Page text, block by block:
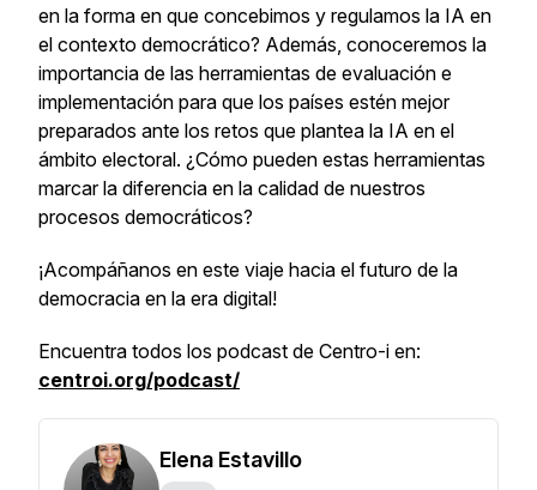
en la forma en que concebimos y regulamos la IA en
el contexto democrático? Además, conoceremos la
importancia de las herramientas de evaluación e
implementación para que los países estén mejor
preparados ante los retos que plantea la IA en el
ámbito electoral. ¿Cómo pueden estas herramientas
marcar la diferencia en la calidad de nuestros
procesos democráticos?
¡Acompáñanos en este viaje hacia el futuro de la
democracia en la era digital!
Encuentra todos los podcast de Centro-i en:
centroi.org/podcast/
Elena Estavillo